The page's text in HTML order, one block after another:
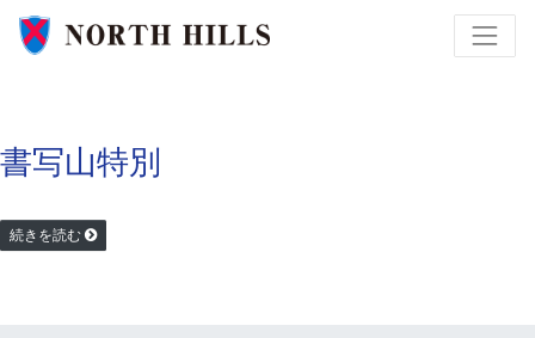
書写山特別
続きを読む